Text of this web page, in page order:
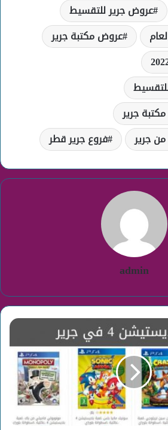
عروض جرير للتقسيط
عروض مكتبة جرير
جرير
جرير
فروع جرير قطر
admin